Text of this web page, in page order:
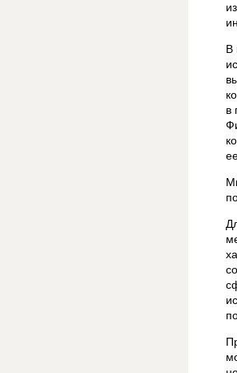
В
в